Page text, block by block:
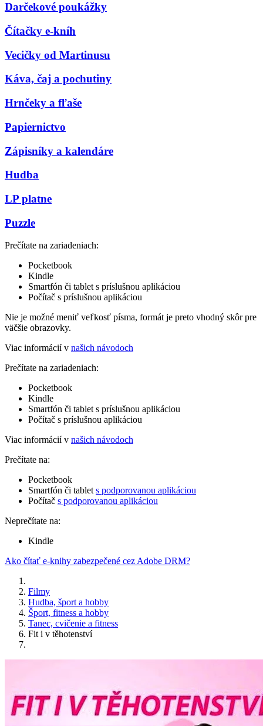
Darčekové poukážky
Čítačky e-kníh
Vecičky od Martinusu
Káva, čaj a pochutiny
Hrnčeky a fľaše
Papiernictvo
Zápisníky a kalendáre
Hudba
LP platne
Puzzle
Prečítate na zariadeniach:
Pocketbook
Kindle
Smartfón či tablet s príslušnou aplikáciou
Počítač s príslušnou aplikáciou
Nie je možné meniť veľkosť písma, formát je preto vhodný skôr pre
väčšie obrazovky.
Viac informácií v našich návodoch
Prečítate na zariadeniach:
Pocketbook
Kindle
Smartfón či tablet s príslušnou aplikáciou
Počítač s príslušnou aplikáciou
Viac informácií v našich návodoch
Prečítate na:
Pocketbook
Smartfón či tablet s podporovanou aplikáciou
Počítač s podporovanou aplikáciou
Neprečítate na:
Kindle
Ako čítať e-knihy zabezpečené cez Adobe DRM?
Filmy
Hudba, šport a hobby
Šport, fitness a hobby
Tanec, cvičenie a fitness
Fit i v těhotenství